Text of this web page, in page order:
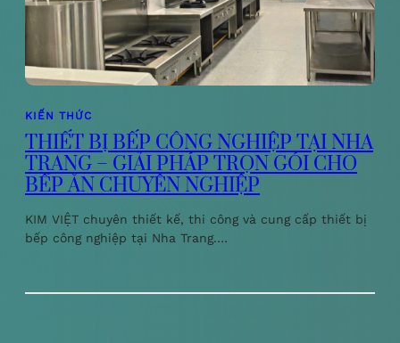
KIẾN THỨC
THIẾT BỊ BẾP CÔNG NGHIỆP TẠI NHA
TRANG – GIẢI PHÁP TRỌN GÓI CHO
BẾP ĂN CHUYÊN NGHIỆP
KIM VIỆT chuyên thiết kế, thi công và cung cấp thiết bị
bếp công nghiệp tại Nha Trang.…